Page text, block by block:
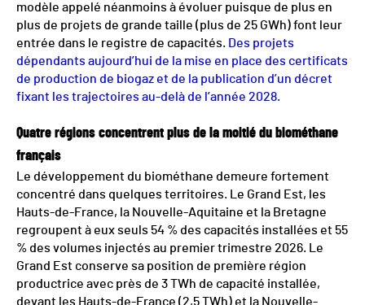
modèle appelé néanmoins à évoluer puisque de plus en
plus de projets de grande taille (plus de 25 GWh) font leur
entrée dans le registre de capacités. Des projets
dépendants aujourd’hui de la mise en place des certificats
de production de biogaz et de la publication d’un décret
fixant les trajectoires au-delà de l’année 2028.
Quatre régions concentrent plus de la moitié du biométhane
français
Le développement du biométhane demeure fortement
concentré dans quelques territoires. Le Grand Est, les
Hauts-de-France, la Nouvelle-Aquitaine et la Bretagne
regroupent à eux seuls 54 % des capacités installées et 55
% des volumes injectés au premier trimestre 2026. Le
Grand Est conserve sa position de première région
productrice avec près de 3 TWh de capacité installée,
devant les Hauts-de-France (2,5 TWh) et la Nouvelle-